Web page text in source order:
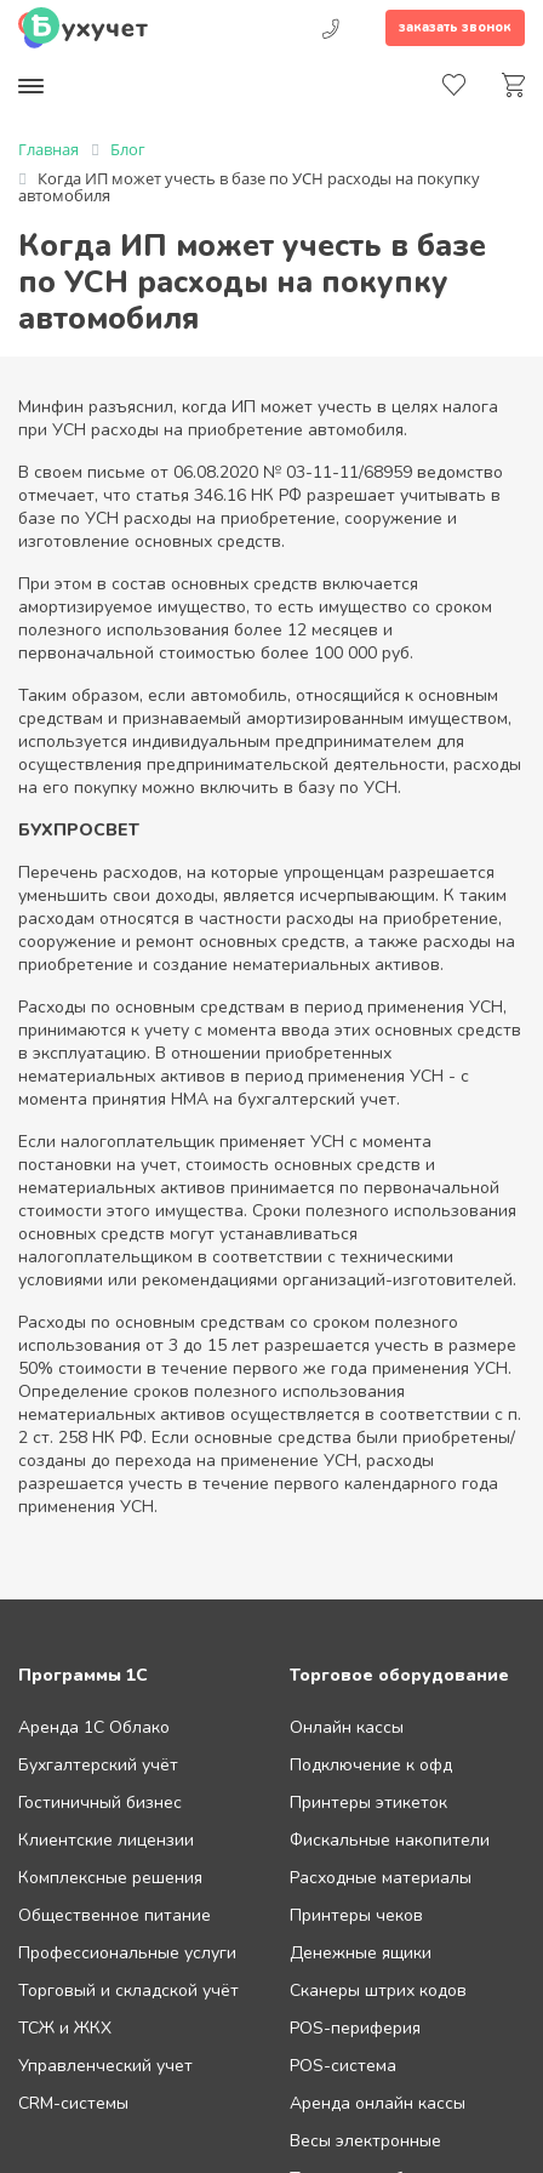
заказать звонок
Главная
Блог
Когда ИП может учесть в базе по УСН расходы на покупку
автомобиля
Когда ИП может учесть в базе
по УСН расходы на покупку
автомобиля
Минфин разъяснил, когда ИП может учесть в целях налога
при УСН расходы на приобретение автомобиля.
В своем письме от 06.08.2020 № 03-11-11/68959 ведомство
отмечает, что статья 346.16 НК РФ разрешает учитывать в
базе по УСН расходы на приобретение, сооружение и
изготовление основных средств.
При этом в состав основных средств включается
амортизируемое имущество, то есть имущество со сроком
полезного использования более 12 месяцев и
первоначальной стоимостью более 100 000 руб.
Таким образом, если автомобиль, относящийся к основным
средствам и признаваемый амортизированным имуществом,
используется индивидуальным предпринимателем для
осуществления предпринимательской деятельности, расходы
на его покупку можно включить в базу по УСН.
БУХПРОСВЕТ
Перечень расходов, на которые упрощенцам разрешается
уменьшить свои доходы, является исчерпывающим. К таким
расходам относятся в частности расходы на приобретение,
сооружение и ремонт основных средств, а также расходы на
приобретение и создание нематериальных активов.
Расходы по основным средствам в период применения УСН,
принимаются к учету с момента ввода этих основных средств
в эксплуатацию. В отношении приобретенных
нематериальных активов в период применения УСН - с
момента принятия НМА на бухгалтерский учет.
Если налогоплательщик применяет УСН с момента
постановки на учет, стоимость основных средств и
нематериальных активов принимается по первоначальной
стоимости этого имущества. Сроки полезного использования
основных средств могут устанавливаться
налогоплательщиком в соответствии с техническими
условиями или рекомендациями организаций-изготовителей.
Расходы по основным средствам со сроком полезного
использования от 3 до 15 лет разрешается учесть в размере
50% стоимости в течение первого же года применения УСН.
Определение сроков полезного использования
нематериальных активов осуществляется в соответствии с п.
2 ст. 258 НК РФ. Если основные средства были приобретены/
созданы до перехода на применение УСН, расходы
разрешается учесть в течение первого календарного года
применения УСН.
Программы 1С
Аренда 1С Облако
Бухгалтерский учёт
Гостиничный бизнес
Клиентские лицензии
Комплексные решения
Общественное питание
Профессиональные услуги
Торговый и складской учёт
ТСЖ и ЖКХ
Управленческий учет
CRM-системы
Торговое оборудование
Онлайн кассы
Подключение к офд
Принтеры этикеток
Фискальные накопители
Расходные материалы
Принтеры чеков
Денежные ящики
Сканеры штрих кодов
POS-периферия
POS-система
Аренда онлайн кассы
Весы электронные